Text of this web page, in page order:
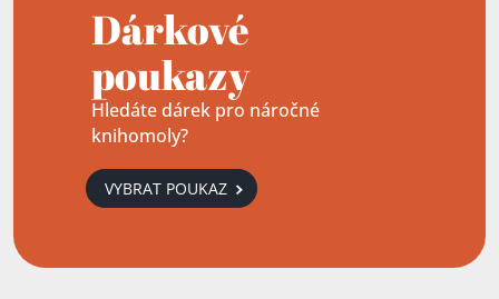
Dárkové
poukazy
Hledáte dárek pro náročné
knihomoly?
VYBRAT POUKAZ